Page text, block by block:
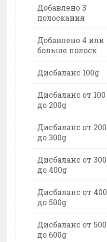
Добавлено 3
полоскания
Добавлено 4 или
больше полоск
Дисбаланс 100g
Дисбаланс от 100
до 200g
Дисбаланс от 200
до 300g
Дисбаланс от 300
до 400g
Дисбаланс от 400
до 500g
Дисбаланс от 500
до 600g